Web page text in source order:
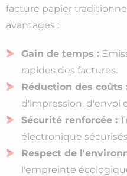
facture papier
avantages :
Gain de temps :
rapides des factures.
Réduction des coûts
d'impression, d'envoi
Sécurité renforcée :
électronique
Respect de
l'empreinte